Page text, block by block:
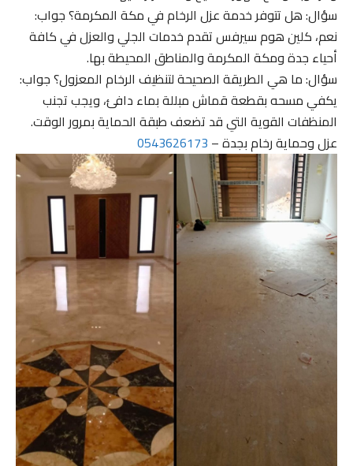
سؤال: هل تتوفر خدمة عزل الرخام في مكة المكرمة؟ جواب:
نعم، كلين هوم سيرفس تقدم خدمات الجلي والعزل في كافة
أحياء جدة ومكة المكرمة والمناطق المحيطة بها.
سؤال: ما هي الطريقة الصحيحة لتنظيف الرخام المعزول؟ جواب:
يكفي مسحه بقطعة قماش مبللة بماء دافئ، ويجب تجنب
المنظفات القوية التي قد تضعف طبقة الحماية بمرور الوقت.
عزل وحماية رخام بجدة –0543626173